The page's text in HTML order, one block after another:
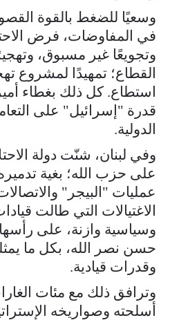
وسعيًا للضغط بالقوة
في المفاوضات، فرض
وتجويعًا غير مسبوق،
القطاع؛ تمهيدًا لمشروع
استطاع. كل ذلك بغطاء
قدرة "إسرائيل" على
الدولية.
وفي لبنان، شنّت دولة
على حزب الله؛ بغية
عمليات "البيجر"
الاغتيالات التي طالت
وسياسية وازنة، على رأسها
حسن نصر الله، بكل ما
وقدرات قيادية.
وترافق ذلك مع مئات
أسلحته وصواريخه